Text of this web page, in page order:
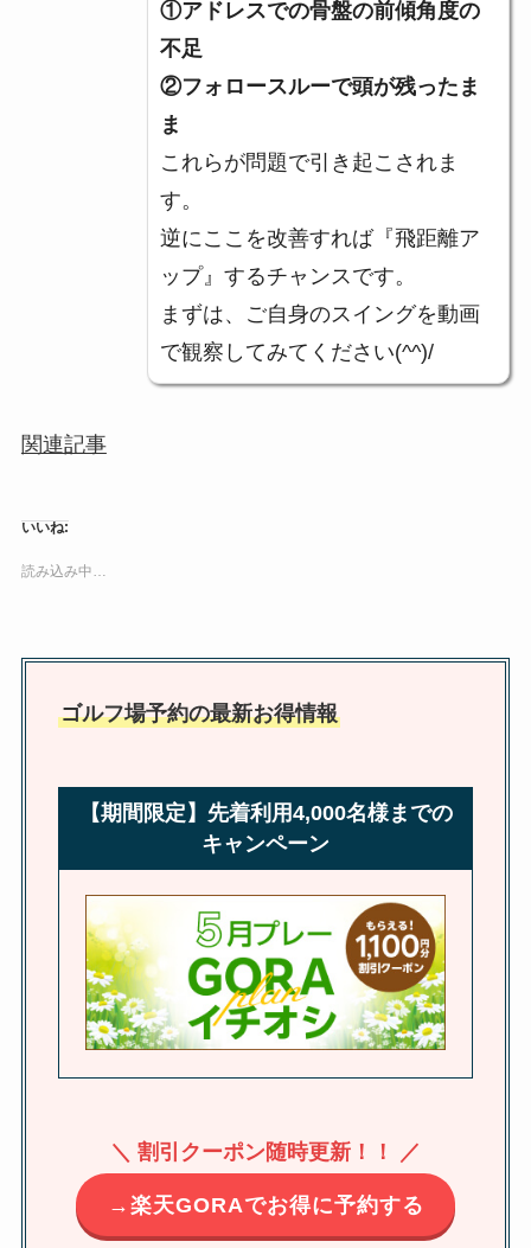
①アドレスでの骨盤の前傾角度の
不足
②フォロースルーで頭が残ったま
ま
これらが問題で引き起こされま
す。
逆にここを改善すれば『飛距離ア
ップ』するチャンスです。
まずは、ご自身のスイングを動画
で観察してみてください(^^)/
関連記事
いいね:
読み込み中…
ゴルフ場予約の最新お得情報
【期間限定】先着利用4,000名様までの
キャンペーン
＼ 割引クーポン随時更新！！ ／
→楽天GORAでお得に予約する